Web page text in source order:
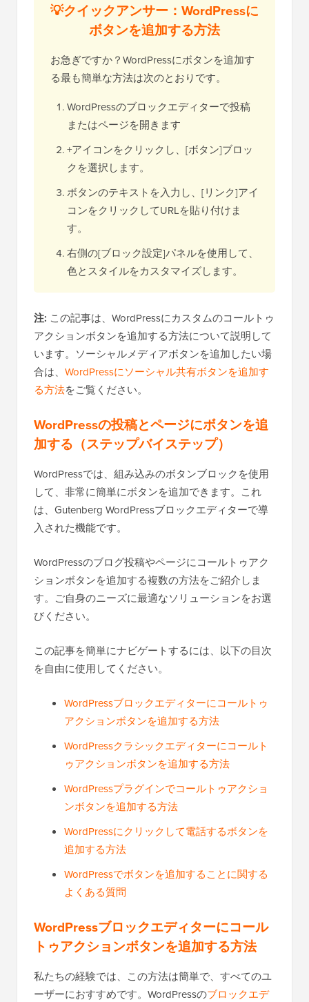
💡クイックアンサー：WordPressに
ボタンを追加する方法
お急ぎですか？WordPressにボタンを追加す
る最も簡単な方法は次のとおりです。
WordPressのブロックエディターで投稿
またはページを開きます
+アイコンをクリックし、[ボタン]ブロッ
クを選択します。
ボタンのテキストを入力し、[リンク]アイ
コンをクリックしてURLを貼り付けま
す。
右側の[ブロック設定]パネルを使用して、
色とスタイルをカスタマイズします。
注: この記事は、WordPressにカスタムのコールトゥ
アクションボタンを追加する方法について説明して
います。ソーシャルメディアボタンを追加したい場
合は、 WordPressにソーシャル共有ボタンを追加す
る方法をご覧ください。
WordPressの投稿とページにボタンを追
加する（ステップバイステップ）
WordPressでは、組み込みのボタンブロックを使用
して、非常に簡単にボタンを追加できます。これ
は、Gutenberg WordPressブロックエディターで導
入された機能です。
WordPressのブログ投稿やページにコールトゥアク
ションボタンを追加する複数の方法をご紹介しま
す。ご自身のニーズに最適なソリューションをお選
びください。
この記事を簡単にナビゲートするには、以下の目次
を自由に使用してください。
WordPressブロックエディターにコールトゥ
アクションボタンを追加する方法
WordPressクラシックエディターにコールト
ゥアクションボタンを追加する方法
WordPressプラグインでコールトゥアクショ
ンボタンを追加する方法
WordPressにクリックして電話するボタンを
追加する方法
WordPressでボタンを追加することに関する
よくある質問
WordPressブロックエディターにコール
トゥアクションボタンを追加する方法
私たちの経験では、この方法は簡単で、すべてのユ
ーザーにおすすめです。WordPressのブロックエデ